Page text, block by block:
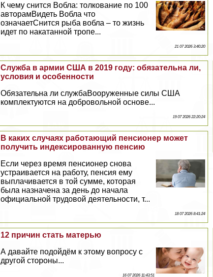
К чему снится Вобла: толкование по 100
авторамВидеть Вобла что
означаетСнится рыба вобла – то жизнь
идет по накатанной тропе...
21 07 2026 3:40:20
Cлужба в армии США в 2019 году: обязательна ли,
условия и особенности
Обязательна ли службаВооруженные силы США
комплектуются на добровольной основе...
19 07 2026 22:20:24
В каких случаях работающий пенсионер может
получить индексированную пенсию
Если через время пенсионер снова
устраивается на работу, пенсия ему
выплачивается в той сумме, которая
была назначена за день до начала
официальной трудовой деятельности, т...
18 07 2026 8:41:24
12 причин стать матерью
А давайте подойдём к этому вопросу с
другой стороны...
16 07 2026 11:43:51